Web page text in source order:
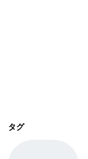
タグ